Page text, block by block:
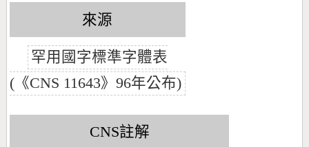
來源
罕用國字標準字體表
(《CNS 11643》96年公布)
CNS註解